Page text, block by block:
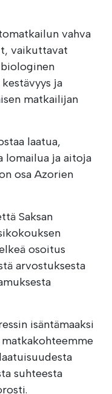
vahva
vaikuttavat
ja
matkailijan
laatua,
lomailua ja aitoja
osa Azorien
Saksan
osoitus
arvostuksesta
isäntämaaksi
suhteesta